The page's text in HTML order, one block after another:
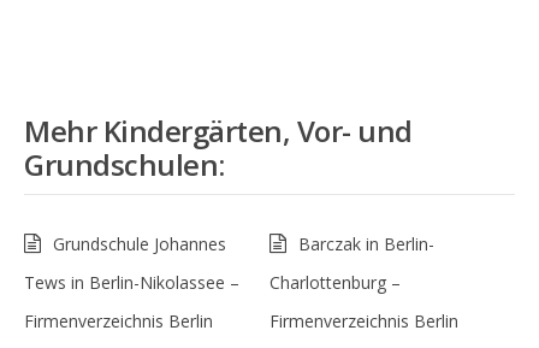
Mehr Kindergärten, Vor- und
Grundschulen:
Grundschule Johannes
Tews in Berlin-Nikolassee –
Firmenverzeichnis Berlin
Barczak in Berlin-
Charlottenburg –
Firmenverzeichnis Berlin